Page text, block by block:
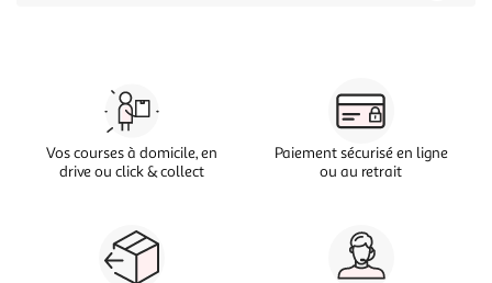
Vos courses à domicile, en
drive ou click & collect
Paiement sécurisé en ligne
ou au retrait